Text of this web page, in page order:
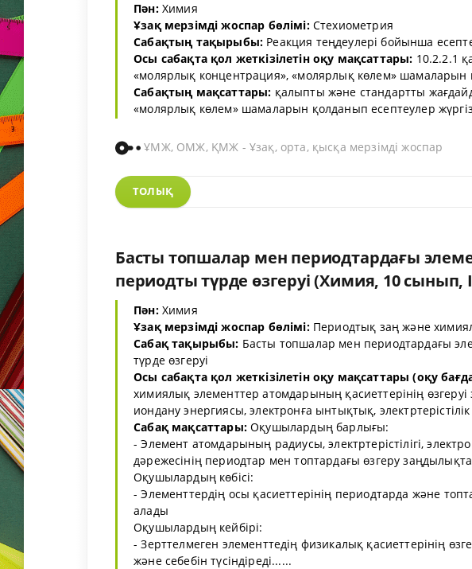
Пән:Химия
Ұзақ мерзімді жоспар бөлімі:Стехиометрия
Сабақтың тақырыбы: Реакция теңдеулері бойынша
Осы сабақта қол жеткізілетін оқу мақсаттары: 10.2.2.1
«молярлық концентрация», «молярлық көлем» шамаларын
Сабақтың мақсаттары: қалыпты және стандартты
«молярлық көлем» шамаларын қолданып есептеулер
ҰМЖ, ОМЖ, ҚМЖ - Ұзақ, орта, қысқа мерзімді жоспар
ТОЛЫҚ
Басты топшалар мен периодтардағы
периодты түрде өзгеруі (Химия, 10 сынып,
Пән:Химия
Ұзақ мерзімді жоспар бөлімі: Периодтық заң және
Сабақ тақырыбы: Басты топшалар мен периодтардағы
түрде өзгеруі
Осы сабақта қол жеткізілетін оқу мақсаттары (оқу
химиялық элементтер атомдарының қасиеттерінің
иондану энергиясы, электронға ынтықтық,
Сабақ мақсаттары:Оқушылардың барлығы:
- Элемент атомдарының радиусы, электртерістілігі,
дәрежесінің периодтар мен топтардағы өзгеру
Оқушылардың көбісі:
- Элементтердің осы қасиеттерінің периодтарда және
алады
Оқушылардың кейбірі:
- Зерттелмеген элементтедің физикалық қасиеттерінің
және себебін түсіндіреді......